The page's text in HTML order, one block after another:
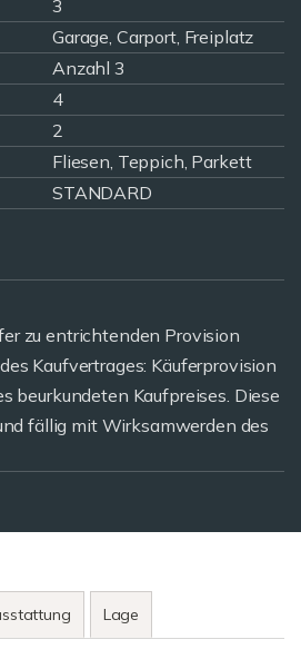
3
Garage, Carport, Freiplatz
Anzahl 3
4
2
Fliesen, Teppich, Parkett
STANDARD
zu entrichtenden Provision
Kaufvertrages: Käuferprovision
beurkundeten Kaufpreises. Diese
fällig mit Wirksamwerden des
Lage